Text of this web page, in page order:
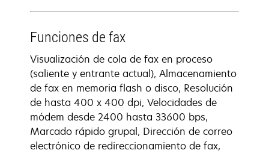
Funciones de fax
Visualización de cola de fax en proceso
(saliente y entrante actual), Almacenamiento
de fax en memoria flash o disco, Resolución
de hasta 400 x 400 dpi, Velocidades de
módem desde 2400 hasta 33600 bps,
Marcado rápido grupal, Dirección de correo
electrónico de redireccionamiento de fax,